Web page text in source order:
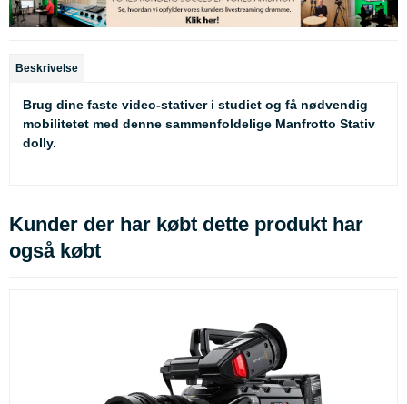
Beskrivelse
Brug dine faste video-stativer i studiet og få nødvendig
mobilitetet med denne sammenfoldelige Manfrotto Stativ
dolly.
Kunder der har købt dette produkt har
også købt